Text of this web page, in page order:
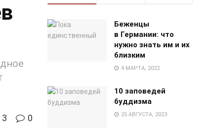
3 0
Беженцы
в Германии: что
нужно знать им и их
близким
4 МАРТА, 2022
10 заповедей
буддизма
25 АВГУСТА, 2023